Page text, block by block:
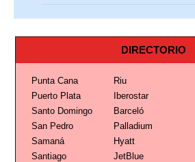
DIRECTORIO
Punta Cana Riu
Puerto Plata
Iberostar
Santo Domingo
Barceló
San Pedro
Palladium
Samaná
Hyatt
Santiago
JetBlue